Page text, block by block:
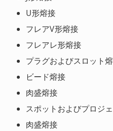
U形熔接
フレアV形熔接
フレアレ形熔接
プラグおよびスロット
ビード熔接
肉盛熔接
スポットおよびプロジ
肉盛熔接